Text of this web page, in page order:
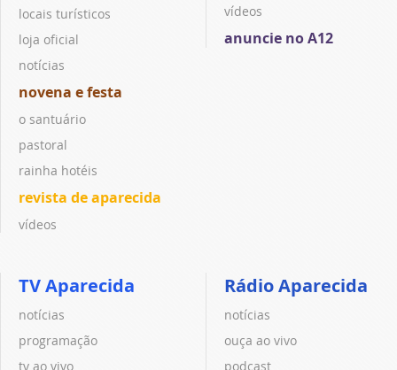
locais turísticos
loja oficial
notícias
novena e festa
o santuário
pastoral
rainha hotéis
revista de aparecida
vídeos
vídeos
anuncie no A12
TV Aparecida
notícias
programação
tv ao vivo
Rádio Aparecida
notícias
ouça ao vivo
podcast